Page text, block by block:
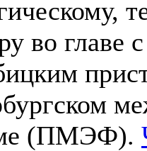
во главе
(ПМЭФ).